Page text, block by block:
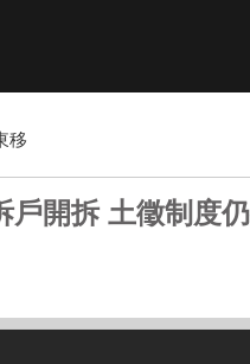
移
戶開拆 土徵制度